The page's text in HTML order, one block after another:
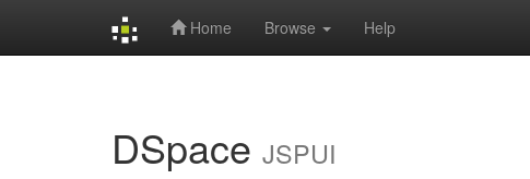
Home Browse Help
DSpace JSPUI